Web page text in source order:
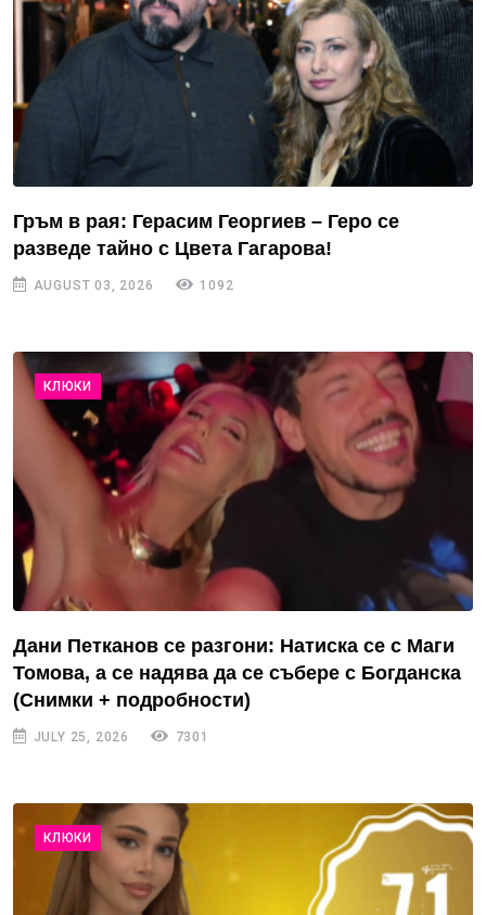
Гръм в рая: Герасим Георгиев – Геро се
разведе тайно с Цвета Гагарова!
AUGUST 03, 2026 1092
КЛЮКИ
Дани Петканов се разгони: Натиска се с Маги
Томова, а се надява да се събере с Богданска
(Снимки + подробности)
JULY 25, 2026 7301
КЛЮКИ